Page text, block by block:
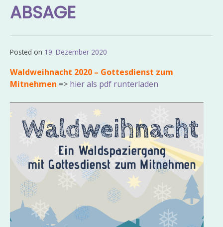
ABSAGE
Posted on 19. Dezember 2020
Waldweihnacht 2020 – Gottesdienst zum
Mitnehmen => hier als pdf runterladen